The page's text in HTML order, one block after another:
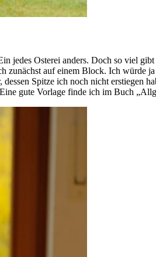
jedes Osterei anders. Doch so viel
zunächst auf einem Block. Ich würde
Spitze ich noch nicht erstiegen
gute Vorlage finde ich im Buch